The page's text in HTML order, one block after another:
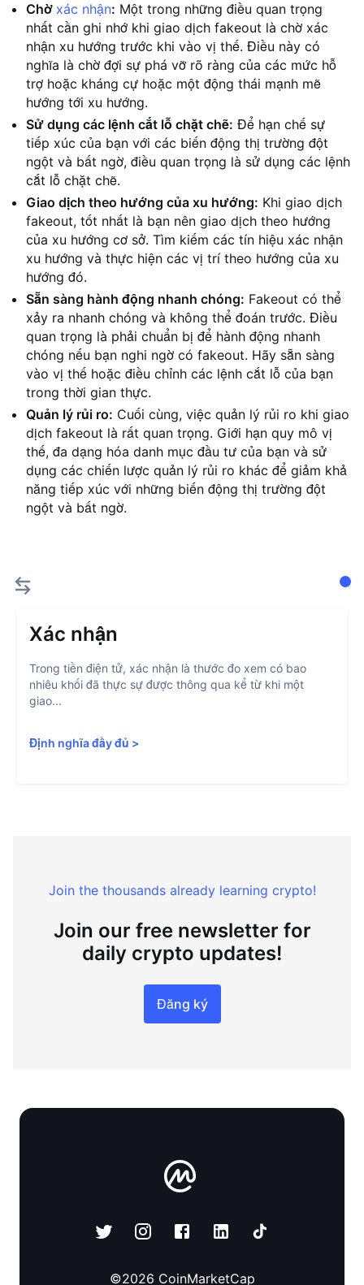
Chờ xác nhận: Một trong những điều quan trọng
nhất cần ghi nhớ khi giao dịch fakeout là chờ xác
nhận xu hướng trước khi vào vị thế. Điều này có
nghĩa là chờ đợi sự phá vỡ rõ ràng của các mức hỗ
trợ hoặc kháng cự hoặc một động thái mạnh mẽ
hướng tới xu hướng.
Sử dụng các lệnh cắt lỗ chặt chẽ: Để hạn chế sự
tiếp xúc của bạn với các biến động thị trường đột
ngột và bất ngờ, điều quan trọng là sử dụng các lệnh
cắt lỗ chặt chẽ.
Giao dịch theo hướng của xu hướng: Khi giao dịch
fakeout, tốt nhất là bạn nên giao dịch theo hướng
của xu hướng cơ sở. Tìm kiếm các tín hiệu xác nhận
xu hướng và thực hiện các vị trí theo hướng của xu
hướng đó.
Sẵn sàng hành động nhanh chóng: Fakeout có thể
xảy ra nhanh chóng và không thể đoán trước. Điều
quan trọng là phải chuẩn bị để hành động nhanh
chóng nếu bạn nghi ngờ có fakeout. Hãy sẵn sàng
vào vị thế hoặc điều chỉnh các lệnh cắt lỗ của bạn
trong thời gian thực.
Quản lý rủi ro: Cuối cùng, việc quản lý rủi ro khi giao
dịch fakeout là rất quan trọng. Giới hạn quy mô vị
thế, đa dạng hóa danh mục đầu tư của bạn và sử
dụng các chiến lược quản lý rủi ro khác để giảm khả
năng tiếp xúc với những biến động thị trường đột
ngột và bất ngờ.
Xác nhận
Trong tiền điện tử, xác nhận là thước đo xem có bao
nhiêu khối đã thực sự được thông qua kể từ khi một
giao...
Định nghĩa đầy đủ >
Join the thousands already learning crypto!
Join our free newsletter for
daily crypto updates!
Đăng ký
©2026 CoinMarketCap